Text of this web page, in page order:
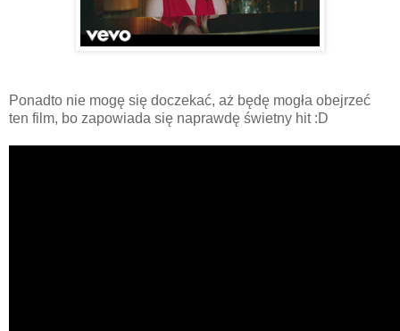
Ponadto nie mogę się doczekać, aż będę mogła obejrzeć
ten film, bo zapowiada się naprawdę świetny hit :D